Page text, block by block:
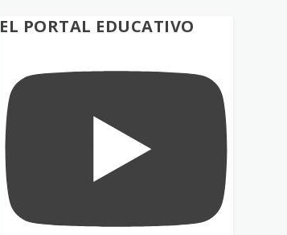
EL PORTAL EDUCATIVO